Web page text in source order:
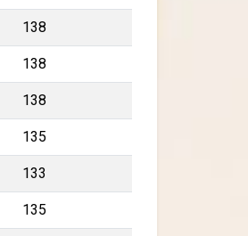
138
138
138
135
133
135